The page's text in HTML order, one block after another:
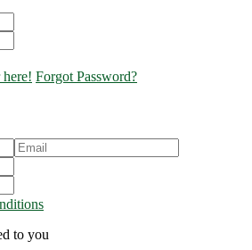
here! Forgot Password?
to you